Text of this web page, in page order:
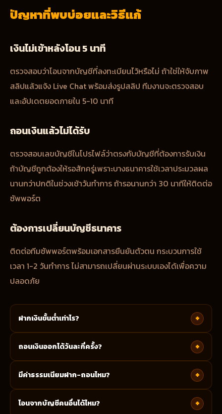
ปัญหาที่พบบ่อยและวิธีแก้
เงินไม่เข้าหลังโอน 5 นาที
ตรวจสอบว่าโอนจากบัญชีที่ลงทะเบียนไว้หรือไม่ ถ้าใช่ให้จับภาพ
สลิปแล้วแจ้ง Live Chat พร้อมส่งรูปสลิป ทีมงานจะตรวจสอบ
และอัปเดตยอดภายใน 5-10 นาที
ถอนเงินแล้วไม่ได้รับ
ตรวจสอบเลขบัญชีในโปรไฟล์ว่าตรงกับบัญชีที่ต้องการรับเงิน
ถ้าบัญชีถูกต้องให้รอสักครู่เพราะบางธนาคารใช้เวลาประมวลผล
นานกว่าปกติในช่วงเช้าวันทำการ ถ้ารอนานกว่า 30 นาทีให้ติดต่อ
ซัพพอร์ต
ต้องการเปลี่ยนบัญชีธนาคาร
ติดต่อทีมซัพพอร์ตพร้อมเอกสารยืนยันตัวตน กระบวนการใช้
เวลา 1-2 วันทำการ ไม่สามารถเปลี่ยนผ่านระบบเองได้เพื่อความ
ปลอดภัย
ฝากเงินขั้นต่ำเท่าไร? +
ถอนเงินออกได้วันละกี่ครั้ง? +
มีค่าธรรมเนียมฝาก-ถอนไหม? +
โอนจากบัญชีคนอื่นได้ไหม? +